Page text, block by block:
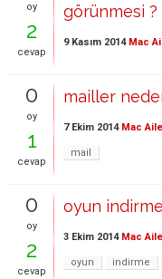
oy
2
cevap
görünmesi ?
9 Kasım 2014 Mac
0
oy
1
cevap
mailler
7 Ekim 2014 Mac
mail
0
oy
2
cevap
oyun
3 Ekim 2014 Mac
oyun indirme